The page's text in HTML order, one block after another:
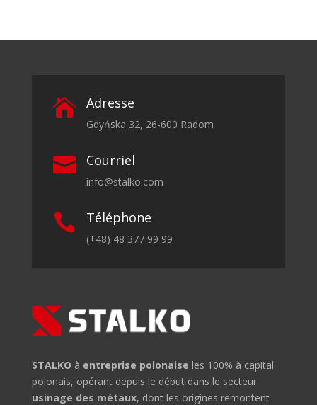
 Adresse
Gdyńska 32, 26-600 Radom
 Courriel
info@stalko.com
 Téléphone
(+48) 48 377 99 99
STALKO à entreprise polonaise les 100% à capital
polonais, opérant depuis le début dans le secteur
usinage des métaux, dont les origines remontent